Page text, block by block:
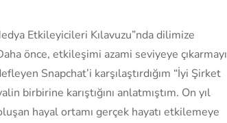
Etkileyicileri Kılavuzu”nda dilimize
önce, etkileşimi azami seviyeye çıkarmayı
Snapchat’i karşılaştırdığım “İyi Şirket
birbirine karıştığını anlatmıştım. On yıl
hayal ortamı gerçek hayatı etkilemeye